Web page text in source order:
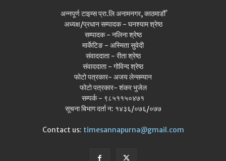
अन्नपूर्ण टाइम्स प्रा.लि अनामनगर, काठमाडौँ
अध्यक्ष/प्रधान सम्पादक - घनश्याम श्रेष्ठ
सम्पादक - नलिना श्रेष्ठ
मार्केटिङ - अस्मिता सुवेदी
संवाददाता - रीता श्रेष्ठ
संवाददाता - गोविन्द श्रेष्ठ
फोटो पत्रकार- अजय लेन्सम्यान
फोटो पत्रकार- शंकर भुजेल
सम्पर्क - ९८५११५०४७१
सूचना बिभाग दर्ता न: १४३६/०७६/०७७
Contact us: timesannapurna@gmail.com